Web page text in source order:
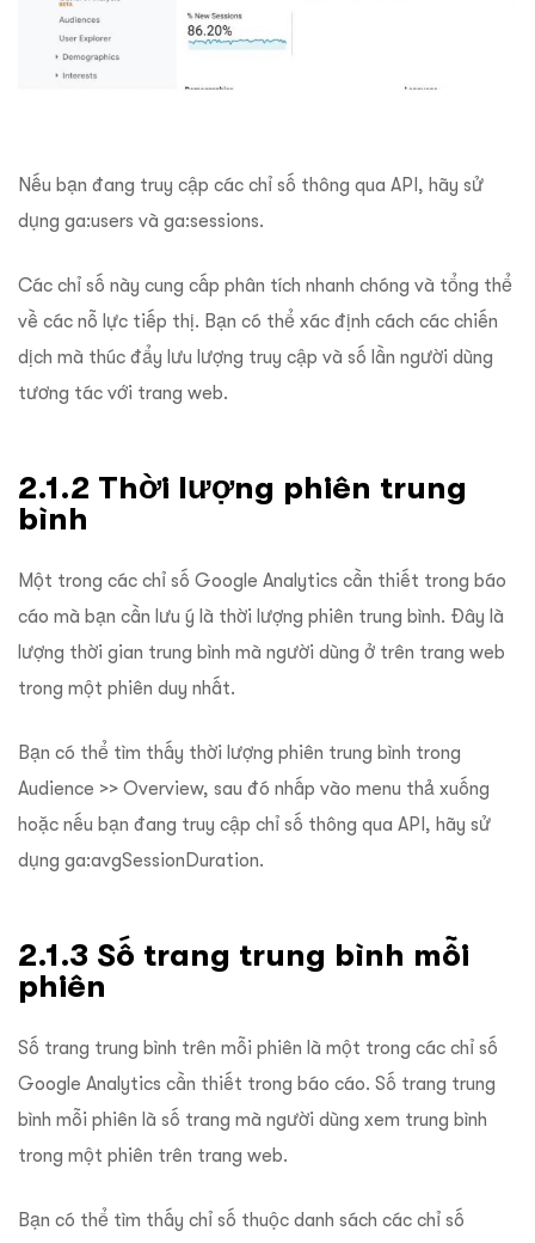
Nếu bạn đang truy cập các chỉ số thông qua API, hãy sử
dụng ga:users và ga:sessions.
Các chỉ số này cung cấp phân tích nhanh chóng và tổng thể
về các nỗ lực tiếp thị. Bạn có thể xác định cách các chiến
dịch mà thúc đẩy lưu lượng truy cập và số lần người dùng
tương tác với trang web.
2.1.2 Thời lượng phiên trung
bình
Một trong các chỉ số Google Analytics cần thiết trong báo
cáo mà bạn cần lưu ý là thời lượng phiên trung bình. Đây là
lượng thời gian trung bình mà người dùng ở trên trang web
trong một phiên duy nhất.
Bạn có thể tìm thấy thời lượng phiên trung bình trong
Audience >> Overview, sau đó nhấp vào menu thả xuống
hoặc nếu bạn đang truy cập chỉ số thông qua API, hãy sử
dụng ga:avgSessionDuration.
2.1.3 Số trang trung bình mỗi
phiên
Số trang trung bình trên mỗi phiên là một trong các chỉ số
Google Analytics cần thiết trong báo cáo. Số trang trung
bình mỗi phiên là số trang mà người dùng xem trung bình
trong một phiên trên trang web.
Bạn có thể tìm thấy chỉ số thuộc danh sách các chỉ số